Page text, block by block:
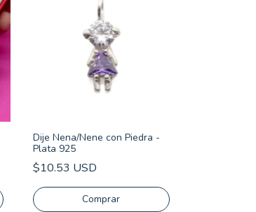
Dije Nena/Nene con Piedra -
Plata 925
$10.53 USD
Comprar